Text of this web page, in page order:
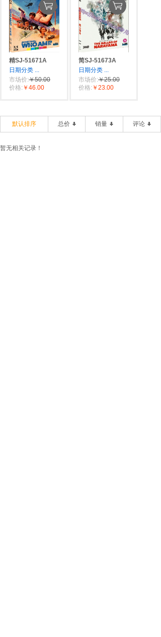
精SJ-51671A
日期分类 ...
市场价:￥50.00
价格: ￥46.00
简SJ-51673A
日期分类 ...
市场价:￥25.00
价格: ￥23.00
默认排序 总价 销量 评论
暂无相关记录！